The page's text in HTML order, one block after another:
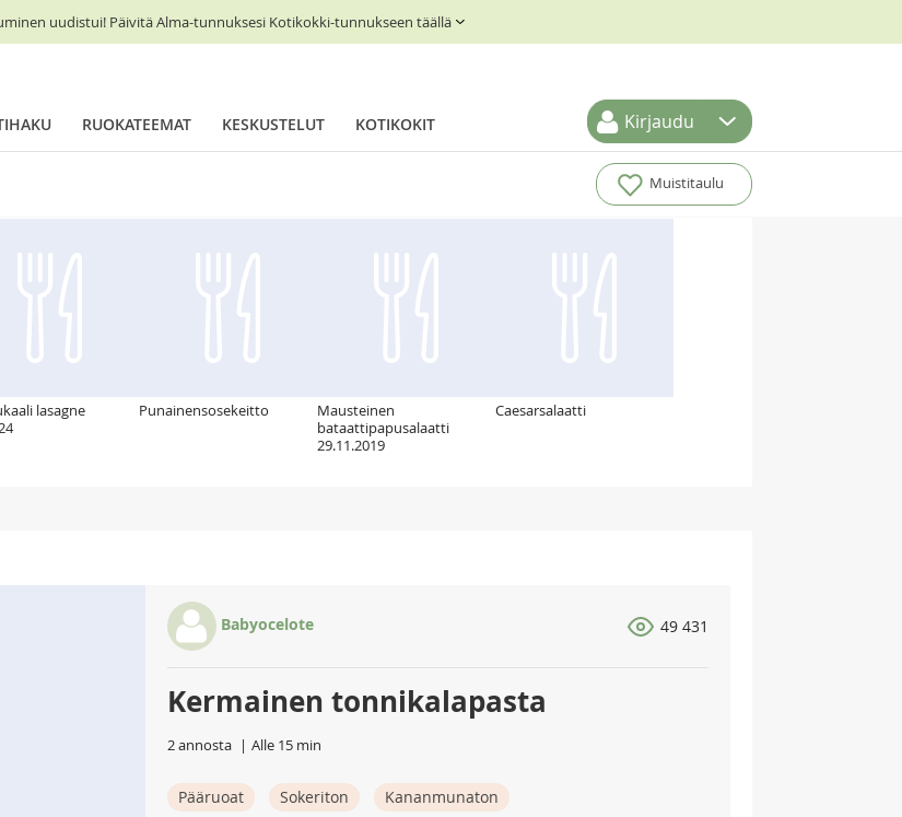
uudistui! Päivitä Alma-tunnuksesi Kotikokki-tunnukseen täällä
RUOKATEEMAT KESKUSTELUT KOTIKOKIT Kirjaudu
Muistitaulu
lasagne
Punainensosekeitto
Mausteinen
bataattipapusalaatti
29.11.2019
Caesarsalaatti
Babyocelote 49 431
Kermainen tonnikalapasta
2 annosta Alle 15 min
Pääruoat Sokeriton Kananmunaton